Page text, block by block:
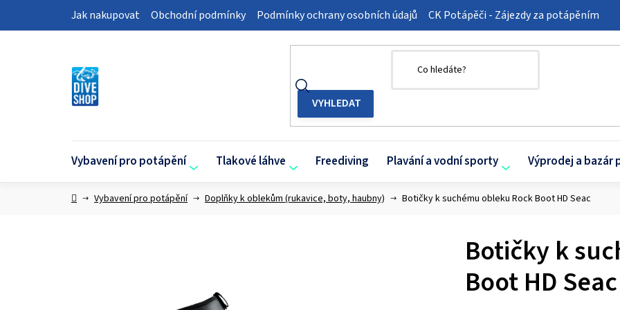
Jak nakupovat Obchodní podmínky Podmínky ochrany osobních údajů CK Potápěči - Zájezdy za potápěním
Vybavení pro potápění Tlakové láhve Freediving Plavání a vodní sporty Výprodej a bazár
DomůVybavení pro potápění Doplňky k oblekům (rukavice, boty, haubny) Botičky k suchému obleku Rock Boot HD Seac
Botičky k
Boot HD Seac